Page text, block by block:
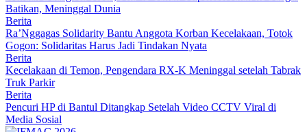
Batikan, Meninggal Dunia
Berita
Ra’Nggagas Solidarity Bantu Anggota Korban Kecelakaan, Totok
Gogon: Solidaritas Harus Jadi Tindakan Nyata
Berita
Kecelakaan di Temon, Pengendara RX-K Meninggal setelah Tabrak
Truk Parkir
Berita
Pencuri HP di Bantul Ditangkap Setelah Video CCTV Viral di
Media Sosial